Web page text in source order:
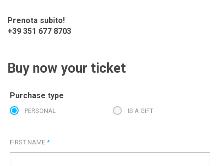
Prenota subito!
+39 351 677 8703
Buy now your ticket
Purchase type
PERSONAL IS A GIFT
FIRST NAME *